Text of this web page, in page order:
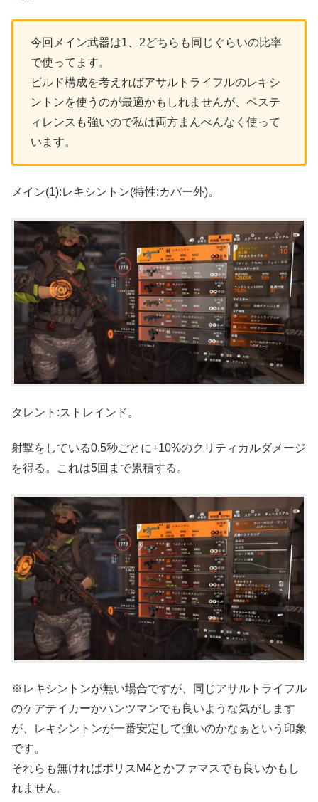
今回メイン武器は1、2どちらも同じぐらいの比率
で使ってます。
ビルド構成を考えればアサルトライフルのレキシ
ントンを使うのが最適かもしれませんが、ペステ
ィレンスも強いので私は両方まんべんなく使って
います。
メイン(1):レキシントン(特性:カバー外)。
タレント:ストレインド。
射撃をしている0.5秒ごとに+10%のクリティカルダメージ
を得る。これは5回まで累積する。
※レキシントンが無い場合ですが、同じアサルトライフル
のケアテイカーかハンツマンでも良いような気がします
が、レキシントンが一番安定して強いのかなぁという印象
です。
それらも無ければポリスM4とかファマスでも良いかもし
れません。